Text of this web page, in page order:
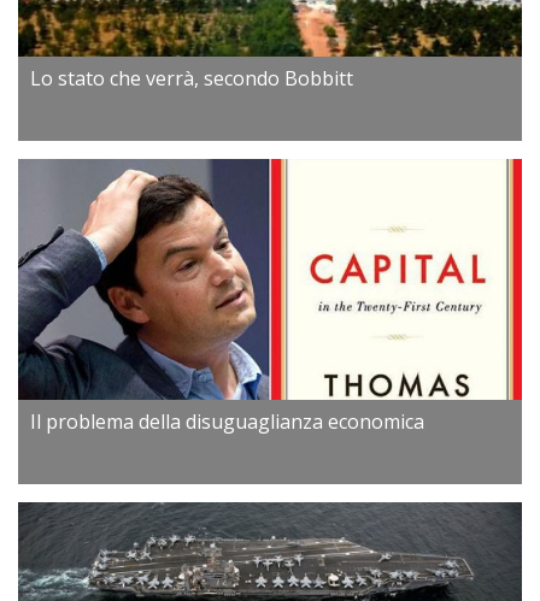
Lo stato che verrà, secondo Bobbitt
Il problema della disuguaglianza economica